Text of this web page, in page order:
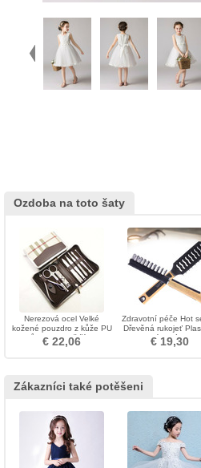
Ozdoba na toto šaty
Nerezová ocel Velké
kožené pouzdro z kůže PU
8 kusů Nejkvalitnější kufr na
nehty
€ 22,06
Zdravotní péče Hot
Dřevěná rukojeť
Kvalitní malá
€ 19,30
Zákazníci také potěšeni